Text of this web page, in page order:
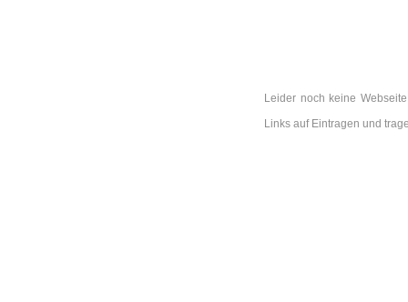
Leider noch keine
Links auf Eintragen und